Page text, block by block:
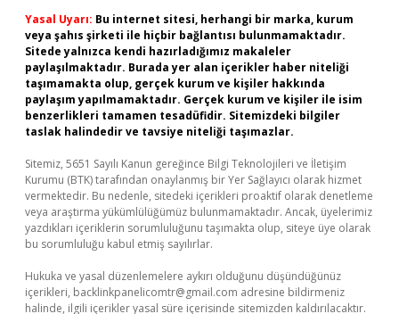
Yasal Uyarı: Bu internet sitesi, herhangi bir marka, kurum
veya şahıs şirketi ile hiçbir bağlantısı bulunmamaktadır.
Sitede yalnızca kendi hazırladığımız makaleler
paylaşılmaktadır. Burada yer alan içerikler haber niteliği
taşımamakta olup, gerçek kurum ve kişiler hakkında
paylaşım yapılmamaktadır. Gerçek kurum ve kişiler ile isim
benzerlikleri tamamen tesadüfidir. Sitemizdeki bilgiler
taslak halindedir ve tavsiye niteliği taşımazlar.
Sitemiz, 5651 Sayılı Kanun gereğince Bilgi Teknolojileri ve İletişim
Kurumu (BTK) tarafından onaylanmış bir Yer Sağlayıcı olarak hizmet
vermektedir. Bu nedenle, sitedeki içerikleri proaktif olarak denetleme
veya araştırma yükümlülüğümüz bulunmamaktadır. Ancak, üyelerimiz
yazdıkları içeriklerin sorumluluğunu taşımakta olup, siteye üye olarak
bu sorumluluğu kabul etmiş sayılırlar.
Hukuka ve yasal düzenlemelere aykırı olduğunu düşündüğünüz
içerikleri, backlinkpanelicomtr@gmail.com adresine bildirmeniz
halinde, ilgili içerikler yasal süre içerisinde sitemizden kaldırılacaktır.